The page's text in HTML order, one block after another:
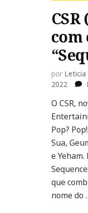
por Leticia
2022
O CSR,
Pop?
Sua,
e
que
nome do